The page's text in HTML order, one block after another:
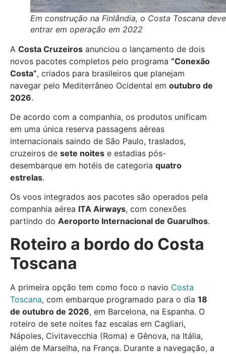
Em construção na Finlândia, o Costa Toscana deve
entrar em operação em 2022
A Costa Cruzeiros anunciou o lançamento de dois
novos pacotes completos pelo programa “Conexão
Costa”, criados para brasileiros que planejam
navegar pelo Mediterrâneo Ocidental em outubro de
2026.
De acordo com a companhia, os produtos unificam
em uma única reserva passagens aéreas
internacionais saindo de São Paulo, traslados,
cruzeiros de sete noites e estadias pós-
desembarque em hotéis de categoria quatro
estrelas.
Os voos integrados aos pacotes são operados pela
companhia aérea ITA Airways, com conexões
partindo do Aeroporto Internacional de Guarulhos.
Roteiro a bordo do Costa
Toscana
A primeira opção tem como foco o navio Costa
Toscana, com embarque programado para o dia 18
de outubro de 2026, em Barcelona, na Espanha. O
roteiro de sete noites faz escalas em Cagliari,
Nápoles, Civitavecchia (Roma) e Gênova, na Itália,
além de Marselha, na França. Durante a navegação, a